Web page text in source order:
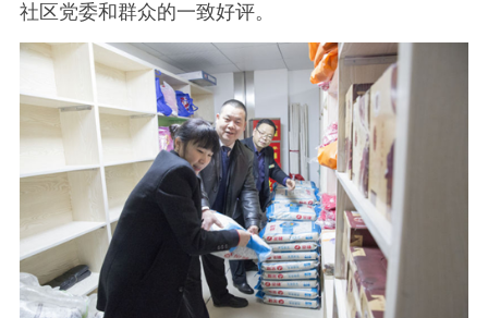
社区党委和群众的一致好评。